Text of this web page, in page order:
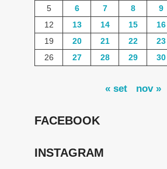
5
6 7 8 9
12
13 14 15 16
19
20 21 22 23
26
27 28 29 30
« set nov »
FACEBOOK
INSTAGRAM